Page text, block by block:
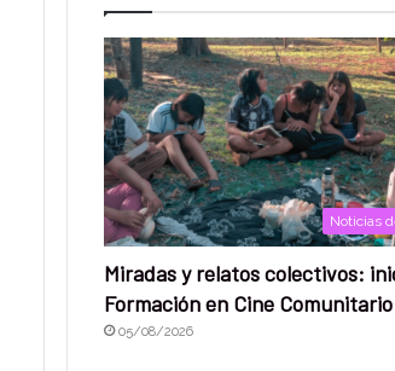
Noticias
Miradas y relatos colectivos:
Formación en Cine
05/08/2026